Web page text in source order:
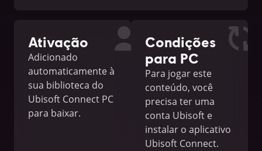
Ativação
Adicionado
automaticamente à
sua biblioteca do
Ubisoft Connect PC
para baixar.
Condições
para PC
Para jogar este
conteúdo, você
precisa ter uma
conta Ubisoft e
instalar o aplicativo
Ubisoft Connect.